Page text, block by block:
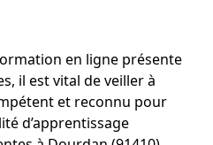
en ligne présente
il est vital de veiller à
et reconnu pour
d’apprentissage